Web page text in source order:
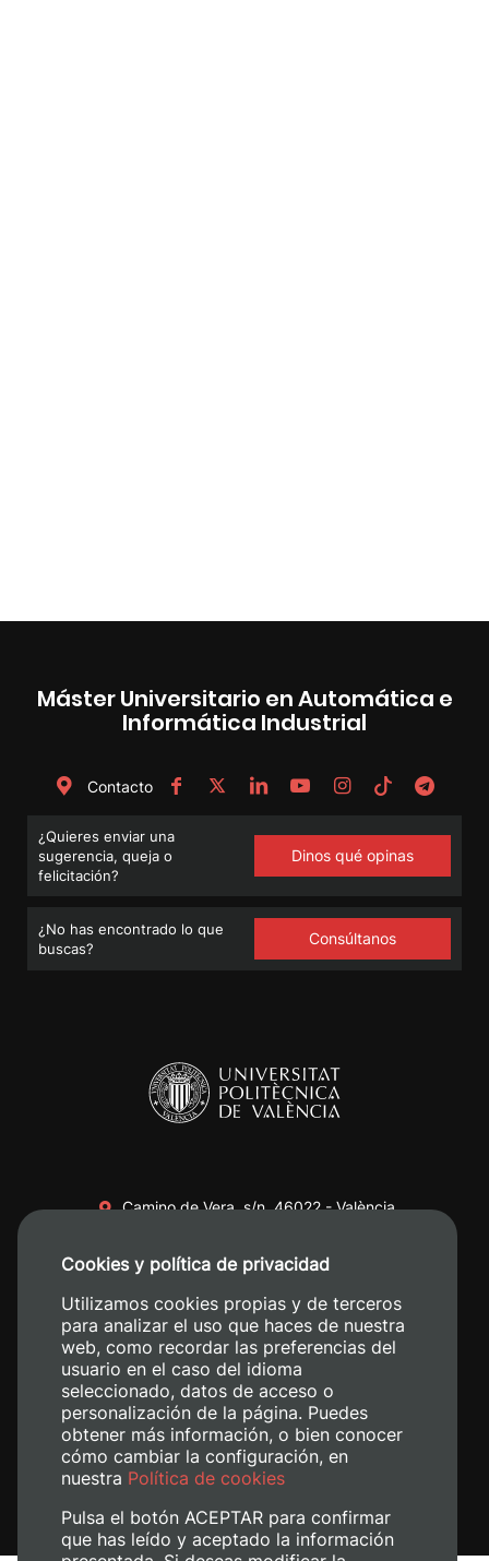
Máster Universitario en Automática e
Informática Industrial
Contacto
¿Quieres enviar una
sugerencia, queja o
felicitación?
Dinos qué opinas
¿No has encontrado lo que
buscas?
Consúltanos
Camino de Vera, s/n. 46022 - València
+34 620 04 00 50
Cookies y política de privacidad
Utilizamos cookies propias y de terceros
para analizar el uso que haces de nuestra
web, como recordar las preferencias del
usuario en el caso del idioma
seleccionado, datos de acceso o
personalización de la página. Puedes
obtener más información, o bien conocer
cómo cambiar la configuración, en
nuestra Política de cookies
Pulsa el botón ACEPTAR para confirmar
que has leído y aceptado la información